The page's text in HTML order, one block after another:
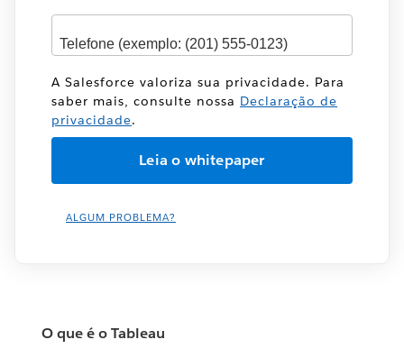
A Salesforce valoriza sua privacidade. Para
saber mais, consulte nossa Declaração de
privacidade.
ALGUM PROBLEMA?
O que é o Tableau